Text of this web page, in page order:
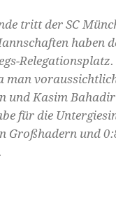
tritt der SC
haben
und Kasim
für die
Großhadern und